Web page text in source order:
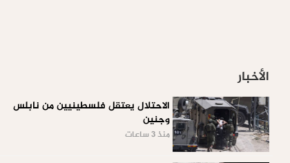
الأخبار
الاحتلال يعتقل فلسطينيين من نابلس
وجنين
منذ 3 ساعات